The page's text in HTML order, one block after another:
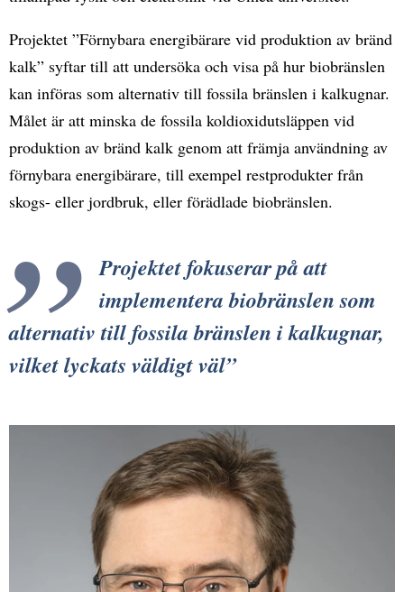
Projektet ”Förnybara energibärare vid produktion av bränd
kalk” syftar till att undersöka och visa på hur biobränslen
kan införas som alternativ till fossila bränslen i kalkugnar.
Målet är att minska de fossila koldioxidutsläppen vid
produktion av bränd kalk genom att främja användning av
förnybara energibärare, till exempel restprodukter från
skogs- eller jordbruk, eller förädlade biobränslen.
Projektet fokuserar på att
implementera biobränslen som
alternativ till fossila bränslen i kalkugnar,
vilket lyckats väldigt väl